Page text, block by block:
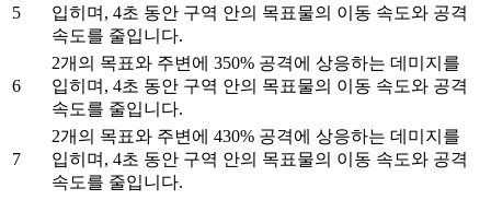
5
입히며, 4초 동안 구역 안의 목표물의 이동 속도와 공격
속도를 줄입니다.
6
2개의 목표와 주변에 350% 공격에 상응하는 데미지를
입히며, 4초 동안 구역 안의 목표물의 이동 속도와 공격
속도를 줄입니다.
7
2개의 목표와 주변에 430% 공격에 상응하는 데미지를
입히며, 4초 동안 구역 안의 목표물의 이동 속도와 공격
속도를 줄입니다.